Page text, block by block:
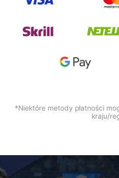
*Niektóre metody płatności
kraju/